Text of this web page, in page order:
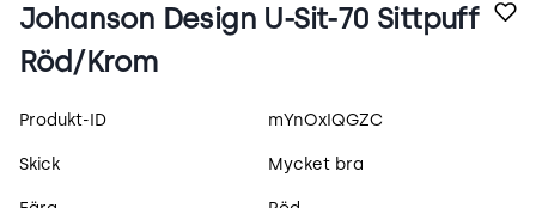
Johanson Design U-Sit-70 Sittpuff
Röd/Krom
Produktspecifikation
Produkt-ID mYnOxIQGZC
Skick Mycket bra